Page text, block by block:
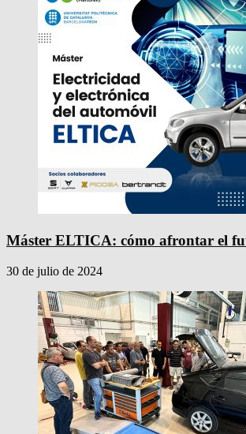
Máster ELTICA: cómo afrontar el
30 de julio de 2024